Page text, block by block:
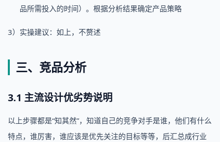
品所需投入的时间）。根据分析结果确定产品策略
3）实操建议：如上，不赘述
三、竞品分析
3.1 主流设计优劣势说明
以上步骤都是“知其然”，知道自己的竞争对手是谁，他们有什么
特点，谁厉害，谁应该是优先关注的目标等等，后汇总成行业